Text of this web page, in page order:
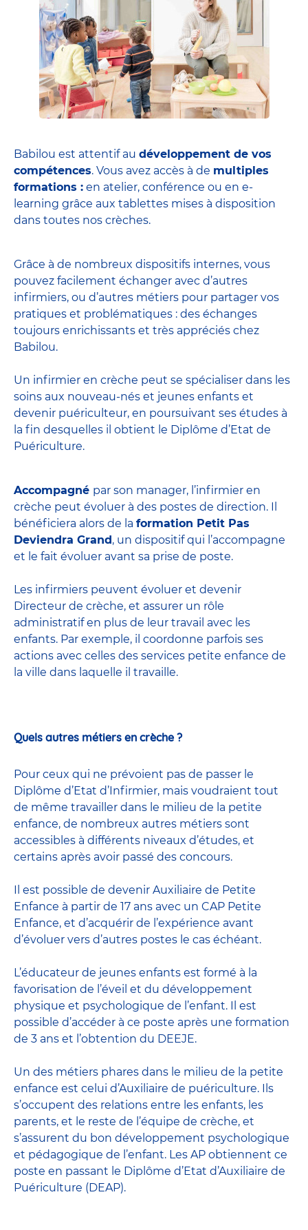
Babilou est attentif au développement de vos
compétences. Vous avez accès à de multiples
formations : en atelier, conférence ou en e-
learning grâce aux tablettes mises à disposition
dans toutes nos crèches.
Grâce à de nombreux dispositifs internes, vous
pouvez facilement échanger avec d’autres
infirmiers, ou d’autres métiers pour partager vos
pratiques et problématiques : des échanges
toujours enrichissants et très appréciés chez
Babilou.
Un infirmier en crèche peut se spécialiser dans les
soins aux nouveau-nés et jeunes enfants et
devenir puériculteur, en poursuivant ses études à
la fin desquelles il obtient le Diplôme d’Etat de
Puériculture.
Accompagné par son manager, l’infirmier en
crèche peut évoluer à des postes de direction. Il
bénéficiera alors de la formation Petit Pas
Deviendra Grand , un dispositif qui l’accompagne
et le fait évoluer avant sa prise de poste.
Les infirmiers peuvent évoluer et devenir
Directeur de crèche, et assurer un rôle
administratif en plus de leur travail avec les
enfants. Par exemple, il coordonne parfois ses
actions avec celles des services petite enfance de
la ville dans laquelle il travaille.
Quels autres métiers en crèche ?
Pour ceux qui ne prévoient pas de passer le
Diplôme d’Etat d’Infirmier, mais voudraient tout
de même travailler dans le milieu de la petite
enfance, de nombreux autres métiers sont
accessibles à différents niveaux d’études, et
certains après avoir passé des concours.
Il est possible de devenir Auxiliaire de Petite
Enfance à partir de 17 ans avec un CAP Petite
Enfance, et d’acquérir de l’expérience avant
d’évoluer vers d’autres postes le cas échéant.
L’éducateur de jeunes enfants est formé à la
favorisation de l’éveil et du développement
physique et psychologique de l’enfant. Il est
possible d’accéder à ce poste après une formation
de 3 ans et l’obtention du DEEJE.
Un des métiers phares dans le milieu de la petite
enfance est celui d’Auxiliaire de puériculture. Ils
s’occupent des relations entre les enfants, les
parents, et le reste de l’équipe de crèche, et
s’assurent du bon développement psychologique
et pédagogique de l’enfant. Les AP obtiennent ce
poste en passant le Diplôme d’Etat d’Auxiliaire de
Puériculture (DEAP).